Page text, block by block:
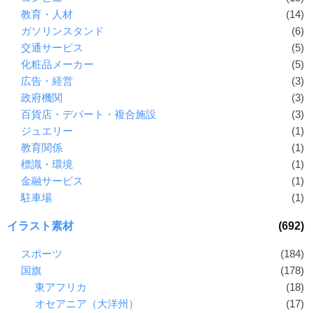
教育・人材
(14)
ガソリンスタンド
(6)
交通サービス
(5)
化粧品メーカー
(5)
広告・経営
(3)
政府機関
(3)
百貨店・デパート・複合施設
(3)
ジュエリー
(1)
教育関係
(1)
標識・環境
(1)
金融サービス
(1)
駐車場
(1)
イラスト素材 (692)
スポーツ
(184)
国旗
(178)
東アフリカ
(18)
オセアニア（大洋州）
(17)